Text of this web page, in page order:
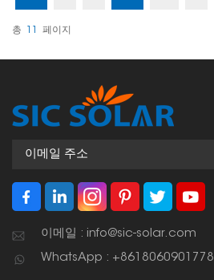
총 페이지
이메일 : info@sic-solar.com
WhatsApp : +8618060901778